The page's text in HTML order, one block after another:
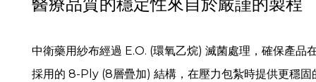
醫療品質的穩定性來自於嚴謹的製程
中衛藥用紗布經過 E.O. (環氧乙烷) 滅菌處理，確保產品
採用的 8-Ply (8層疊加) 結構，在壓力包紮時提供更穩固